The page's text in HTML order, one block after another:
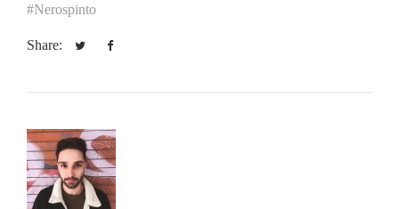
#Nerospinto
Share: